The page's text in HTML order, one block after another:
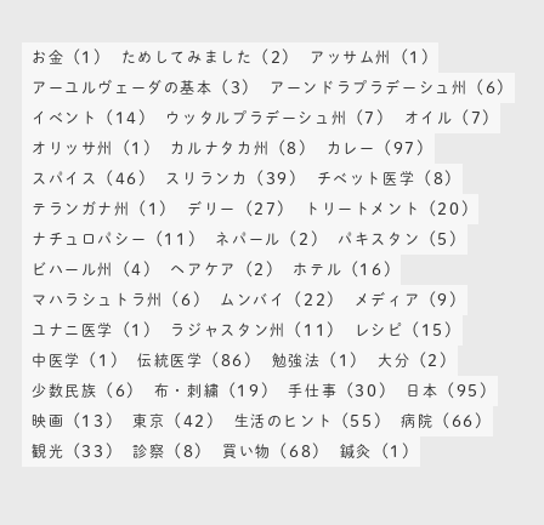
お金 (1) ためしてみました (2) アッサム州 (1)
アーユルヴェーダの基本 (3) アーンドラプラデーシュ州 (6)
イベント (14) ウッタルプラデーシュ州 (7) オイル (7)
オリッサ州 (1) カルナタカ州 (8) カレー (97)
スパイス (46) スリランカ (39) チベット医学 (8)
テランガナ州 (1) デリー (27) トリートメント (20)
ナチュロパシー (11) ネパール (2) パキスタン (5)
ビハール州 (4) ヘアケア (2) ホテル (16)
マハラシュトラ州 (6) ムンバイ (22) メディア (9)
ユナニ医学 (1) ラジャスタン州 (11) レシピ (15)
中医学 (1) 伝統医学 (86) 勉強法 (1) 大分 (2)
少数民族 (6) 布・刺繍 (19) 手仕事 (30) 日本 (95)
映画 (13) 東京 (42) 生活のヒント (55) 病院 (66)
観光 (33) 診察 (8) 買い物 (68) 鍼灸 (1)